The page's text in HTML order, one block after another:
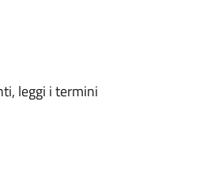
leggi i termini